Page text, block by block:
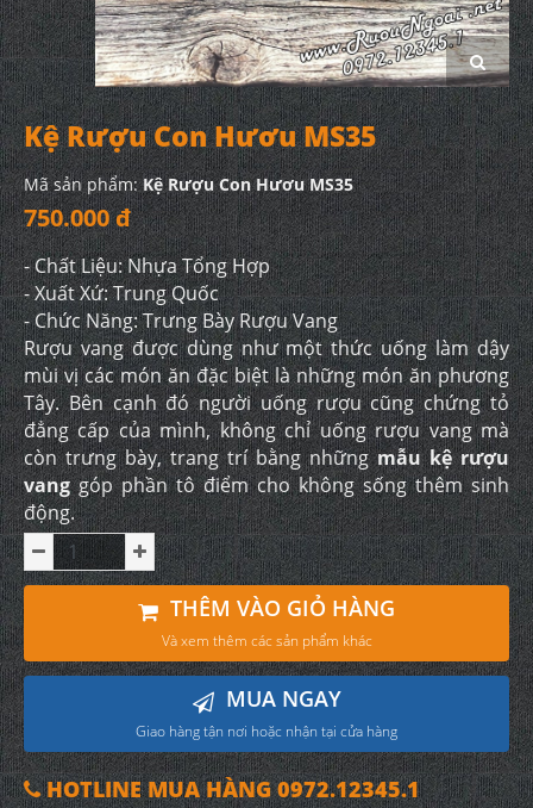
Kệ Rượu Con Hươu MS35
Mã sản phẩm:Kệ Rượu Con Hươu MS35
750.000 đ
- Chất Liệu: Nhựa Tổng Hợp
- Xuất Xứ: Trung Quốc
- Chức Năng: Trưng Bày Rượu Vang
Rượu vang được dùng như một thức uống làm dậy
mùi vị các món ăn đặc biệt là những món ăn phương
Tây. Bên cạnh đó người uống rượu cũng chứng tỏ
đẳng cấp của mình, không chỉ uống rượu vang mà
còn trưng bày, trang trí bằng nhữngmẫu kệ rượu
vanggóp phần tô điểm cho không sống thêm sinh
động.
THÊM VÀO GIỎ HÀNG
Và xem thêm các sản phẩm khác
MUA NGAY
Giao hàng tận nơi hoặc nhận tại cửa hàng
HOTLINE MUA HÀNG 0972.12345.1